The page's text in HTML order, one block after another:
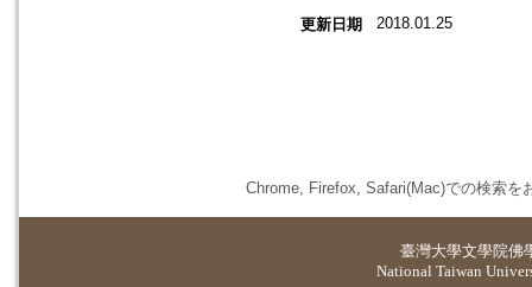
更新日期 2018.01.25
Chrome, Firefox, Safari(Mac)での検索を
臺灣大學文學院佛
National Taiwan